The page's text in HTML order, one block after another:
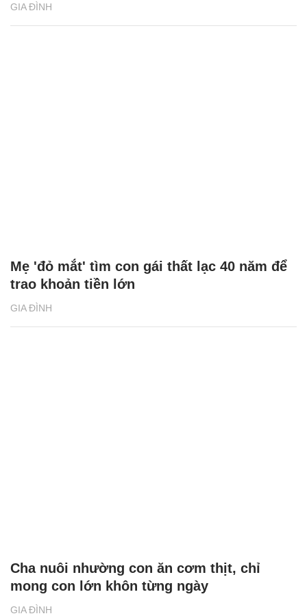
GIA ĐÌNH
GIA ĐÌNH
Mẹ 'đỏ mắt' tìm con gái thất lạc 40 năm để
trao khoản tiền lớn
GIA ĐÌNH
Cha nuôi nhường con ăn cơm thịt, chỉ
mong con lớn khôn từng ngày